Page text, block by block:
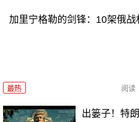
加里宁格勒的剑锋：10架俄
最热 阅读
出篓子！特